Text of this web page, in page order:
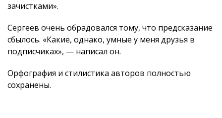
зачистками».
Сергеев очень обрадовался тому, что предсказание
сбылось. «Какие, однако, умные у меня друзья в
подписчиках», — написал он.
Орфография и стилистика авторов полностью
сохранены.